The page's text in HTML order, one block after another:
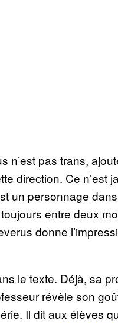
n’est pas trans,
direction. Ce n’est
un personnage
entre deux
donne
le texte. Déjà, sa
révèle son
Il dit aux élèves